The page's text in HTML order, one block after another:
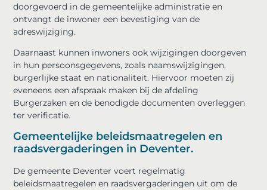
doorgevoerd in de gemeentelijke administratie en
ontvangt de inwoner een bevestiging van de
adreswijziging.
Daarnaast kunnen inwoners ook wijzigingen doorgeven
in hun persoonsgegevens, zoals naamswijzigingen,
burgerlijke staat en nationaliteit. Hiervoor moeten zij
eveneens een afspraak maken bij de afdeling
Burgerzaken en de benodigde documenten overleggen
ter verificatie.
Gemeentelijke beleidsmaatregelen en
raadsvergaderingen in Deventer.
De gemeente Deventer voert regelmatig
beleidsmaatregelen en raadsvergaderingen uit om de